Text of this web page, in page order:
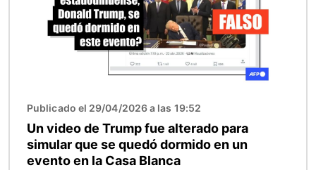
Publicado el 29/04/2026 a las 19:52
Un video de Trump fue alterado para
simular que se quedó dormido en un
evento en la Casa Blanca